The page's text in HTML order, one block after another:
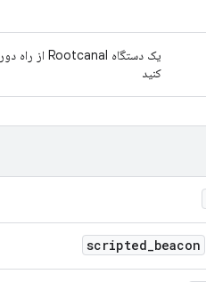
کنید
scripted_beacon